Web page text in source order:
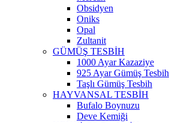
Obsidyen
Oniks
Opal
Zultanit
GÜMÜŞ TESBİH
1000 Ayar Kazaziye
925 Ayar Gümüş Tesbih
Taşlı Gümüş Tesbih
HAYVANSAL TESBİH
Bufalo Boynuzu
Deve Kemiği